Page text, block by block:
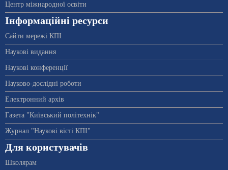
Центр міжнародної освіти
Інформаційні ресурси
Сайти мережі КПІ
Наукові видання
Наукові конференції
Науково-дослідні роботи
Електронний архів
Газета "Київський політехнік"
Журнал "Наукові вісті КПІ"
Для користувачів
Школярам